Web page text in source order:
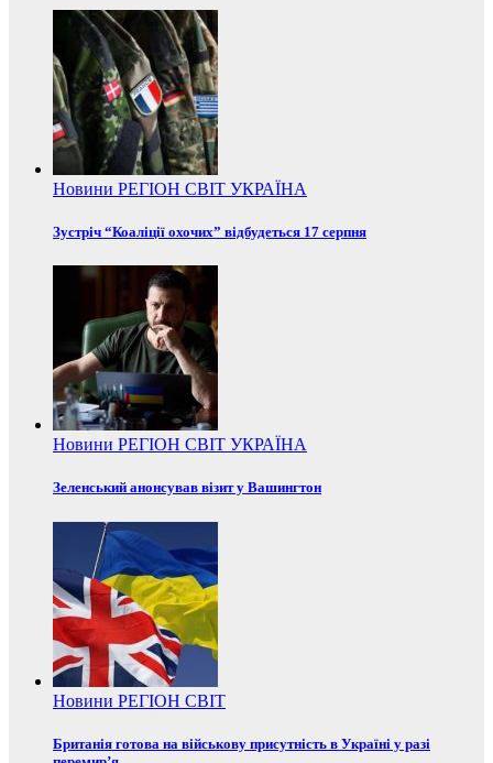
Новини РЕГІОН СВІТ УКРАЇНА
Зустріч “Коаліції охочих” відбудеться 17 серпня
Новини РЕГІОН СВІТ УКРАЇНА
Зеленський анонсував візит у Вашингтон
Новини РЕГІОН СВІТ
Британія готова на військову присутність в Україні у разі